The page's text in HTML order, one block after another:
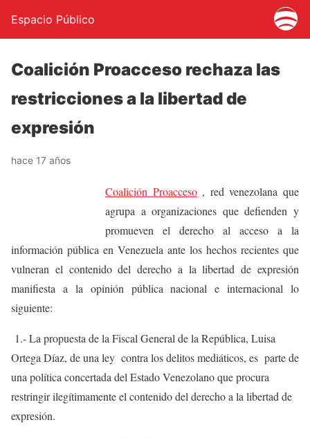
Espacio Público
Coalición Proacceso rechaza las
restricciones a la libertad de
expresión
hace 17 años
Coalición Proacceso, red venezolana que
agrupa a organizaciones que defienden y
promueven el derecho al acceso a la
información pública en Venezuela ante los hechos recientes que
vulneran el contenido del derecho a la libertad de expresión
manifiesta a la opinión pública nacional e internacional lo
siguiente:
1.- La propuesta de la Fiscal General de la República, Luisa
Ortega Díaz, de una ley contra los delitos mediáticos, es parte de
una política concertada del Estado Venezolano que procura
restringir ilegítimamente el contenido del derecho a la libertad de
expresión.